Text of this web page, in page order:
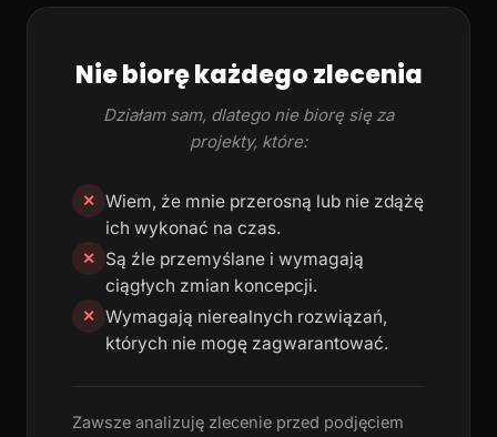
Nie biorę każdego zlecenia
Działam sam, dlatego nie biorę się za
projekty, które:
✕ Wiem, że mnie przerosną lub nie zdążę
ich wykonać na czas.
✕
Są źle przemyślane i wymagają
ciągłych zmian koncepcji.
✕ Wymagają nierealnych rozwiązań,
których nie mogę zagwarantować.
Zawsze analizuję zlecenie przed podjęciem